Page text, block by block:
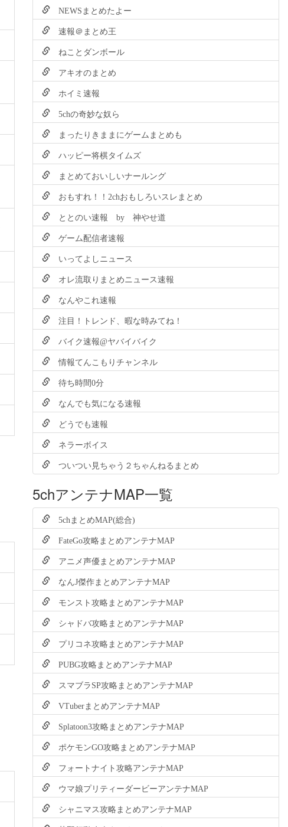
NEWSまとめたよー
速報＠まとめ王
ねことダンボール
アキオのまとめ
ホイミ速報
5chの奇妙な奴ら
まったりきままにゲームまとめも
ハッピー将棋タイムズ
まとめておいしいナールング
おもすれ！！2chおもしろいスレまとめ
ととのい速報 by 神やせ道
ゲーム配信者速報
いってよしニュース
オレ流取りまとめニュース速報
なんやこれ速報
注目！トレンド、暇な時みてね！
バイク速報@ヤバイバイク
情報てんこもりチャンネル
待ち時間0分
なんでも気になる速報
どうでも速報
ネラーボイス
ついつい見ちゃう２ちゃんねるまとめ
5chアンテナMAP一覧
5chまとめMAP(総合)
FateGo攻略まとめアンテナMAP
アニメ声優まとめアンテナMAP
なんJ傑作まとめアンテナMAP
モンスト攻略まとめアンテナMAP
シャドバ攻略まとめアンテナMAP
プリコネ攻略まとめアンテナMAP
PUBG攻略まとめアンテナMAP
スマブラSP攻略まとめアンテナMAP
VTuberまとめアンテナMAP
Splatoon3攻略まとめアンテナMAP
ポケモンGO攻略まとめアンテナMAP
フォートナイト攻略アンテナMAP
ウマ娘プリティーダービーアンテナMAP
シャニマス攻略まとめアンテナMAP